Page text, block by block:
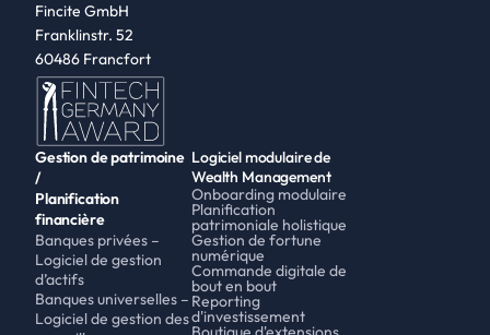
Fincite GmbH
Franklinstr. 52
60486 Francfort
Gestion de patrimoine
/
Planification
financière
Banques privées –
Logiciel de gestion
d’actifs
Banques universelles –
Logiciel de gestion des
Logiciel modulaire de
Wealth Management
Onboarding modulaire
Planification
patrimoniale holistique
Gestion de fortune
numérique
Commande digitale de
bout en bout
Reporting
d'investissement